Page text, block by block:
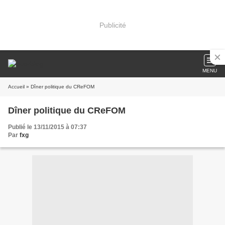
Publicité
MENU
Accueil » Dîner politique du CReFOM
Dîner politique du CReFOM
Publié le 13/11/2015 à 07:37
Par fxg